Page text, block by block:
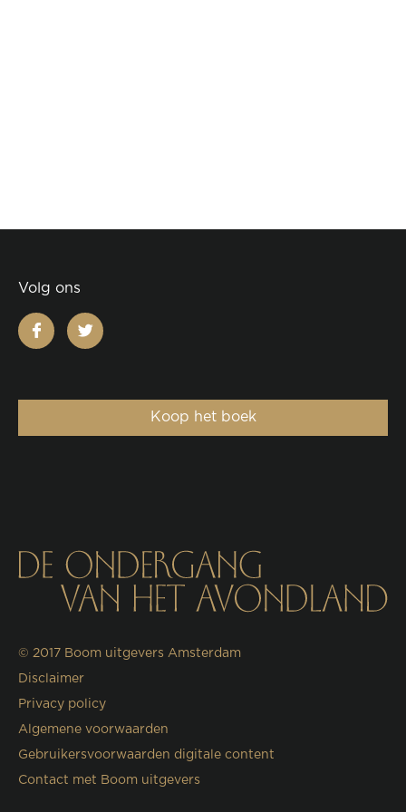
Volg ons
facebooktwitter
Koop het boek
© 2017 Boom uitgevers Amsterdam
Disclaimer
Privacy policy
Algemene voorwaarden
Gebruikersvoorwaarden digitale content
Contact met Boom uitgevers